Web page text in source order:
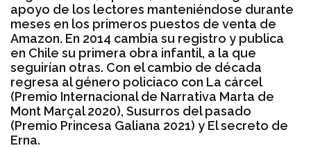
apoyo de los lectores manteniéndose durante
meses en los primeros puestos de venta de
Amazon. En 2014 cambia su registro y publica
en Chile su primera obra infantil, a la que
seguirían otras. Con el cambio de década
regresa al género policiaco con La cárcel
(Premio Internacional de Narrativa Marta de
Mont Marçal 2020), Susurros del pasado
(Premio Princesa Galiana 2021) y El secreto de
Erna.